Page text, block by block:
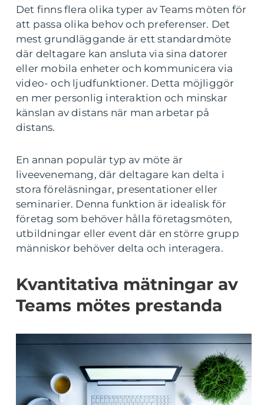
Det finns flera olika typer av Teams möten för
att passa olika behov och preferenser. Det
mest grundläggande är ett standardmöte
där deltagare kan ansluta via sina datorer
eller mobila enheter och kommunicera via
video- och ljudfunktioner. Detta möjliggör
en mer personlig interaktion och minskar
känslan av distans när man arbetar på
distans.
En annan populär typ av möte är
liveevenemang, där deltagare kan delta i
stora föreläsningar, presentationer eller
seminarier. Denna funktion är idealisk för
företag som behöver hålla företagsmöten,
utbildningar eller event där en större grupp
människor behöver delta och interagera.
Kvantitativa mätningar av
Teams mötes prestanda